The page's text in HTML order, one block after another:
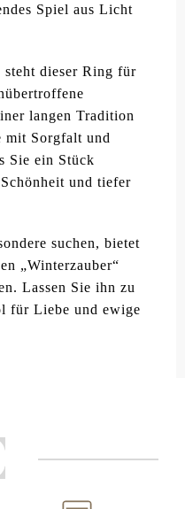
Spiel aus Licht
steht dieser Ring für
langen Tradition
mit Sorgfalt und
Sie ein Stück
und tiefer
suchen, bietet
„Winterzauber“
Lassen Sie ihn zu
für Liebe und ewige